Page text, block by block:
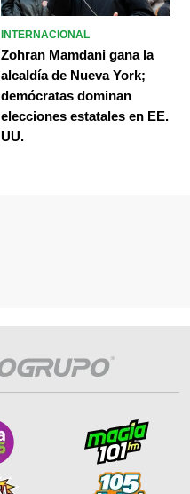
INTERNACIONAL
Zohran Mamdani gana la
alcaldía de Nueva York;
demócratas dominan
elecciones estatales en EE.
UU.